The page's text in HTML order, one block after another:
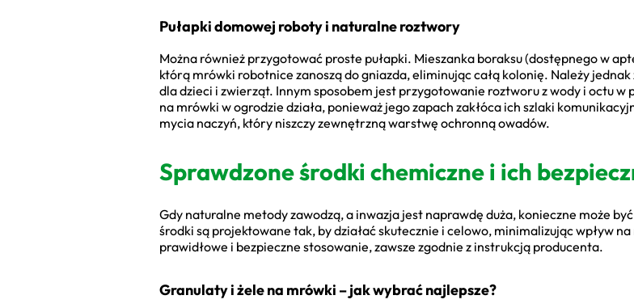
Pułapki domowej roboty i naturalne roztwory
Można również przygotować proste pułapki. Mieszanka boraksu (dostępnego w
którą mrówki robotnice zanoszą do gniazda, eliminując całą kolonię. Należy
dla dzieci i zwierząt. Innym sposobem jest przygotowanie roztworu z wody i octu w
na mrówki w ogrodzie działa, ponieważ jego zapach zakłóca ich szlaki
mycia naczyń, który niszczy zewnętrzną warstwę ochronną owadów.
Sprawdzone środki chemiczne i ich
Gdy naturalne metody zawodzą, a inwazja jest naprawdę duża, konieczne może
środki są projektowane tak, by działać skutecznie i celowo, minimalizując wpływ
prawidłowe i bezpieczne stosowanie, zawsze zgodnie z instrukcją producenta.
Granulaty i żele na mrówki – jak wybrać najlepsze?